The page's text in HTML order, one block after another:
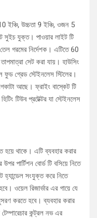
ইঞ্চি, উচ্চতা 9 ইঞ্চি, ওজন 5
সুইচ যুক্ত। পাওয়ার লাইট টি
গরমের নির্দেশক। এটিতে 60
সেট করা যায়। হাউসিং
ফুড গ্রেড স্টেইনলেস স্টিলের।
আছে। ফ্রাইং বাস্কেট টি
টিউব প্রটেক্টর যা স্টেইনলেস
হয়ে থাকে। এটি ব্যবহার করার
পার্টিশন বোর্ড টি বসিয়ে নিতে
হ্যান্ডেল সংযুক্ত করে নিতে
ওয়েল রিজার্ভার এর গায়ে যে
করতে হবে। ব্যবহার করার
কন্ট্রল নভ এর